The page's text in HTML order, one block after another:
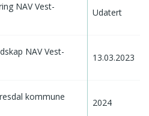
NAV Vest-
Udatert
NAV Vest-
13.03.2023
kommune
2024